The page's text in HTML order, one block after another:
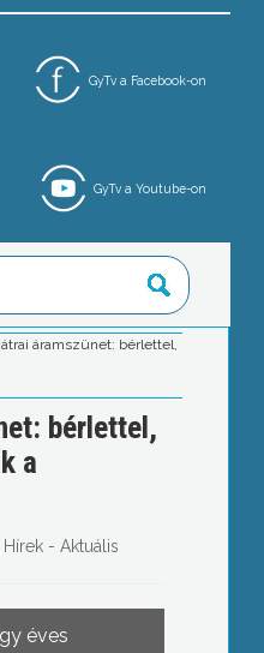
GyTv a Facebook-on
GyTv a Youtube-on
áramszünet: bérlettel,
bérlettel,
a
Hírek - Aktuális
éves